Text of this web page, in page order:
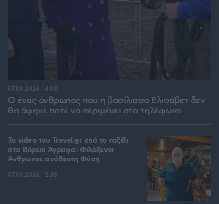
Ο ένας άνθρωπος που η βασίλισσα Ελισάβετ δεν
θα άφηνε ποτέ να περιμένει στο τηλέφωνο
07.08.2026, 14:00
To video του Travel.gr από το ταξίδι
στα Βόρεια Άγραφα: Φιλόξενοι
Άνθρωποι, ανόθευτη Φύση
07.08.2026, 12:38